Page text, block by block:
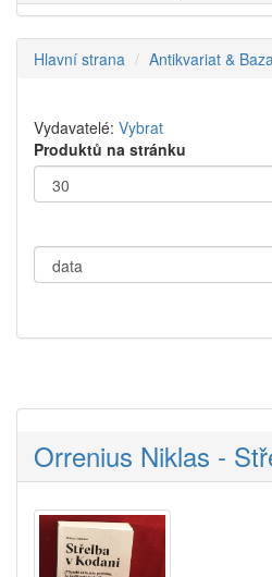
Hlavní strana Antikvariat &
Vydavatelé: Vybrat
Produktů na stránku
Orrenius Niklas -